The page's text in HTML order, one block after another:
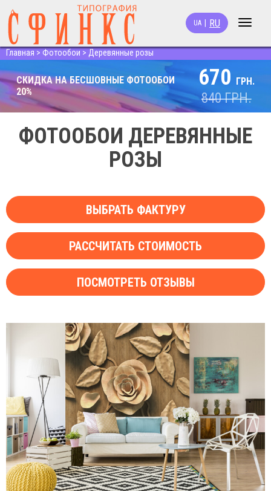
Toggle
UA RU
Главная > Фотообои > Деревянные розы
СКИДКА НА БЕСШОВНЫЕ ФОТООБОИ
20%
670 ГРН.
840ГРН.
ФОТООБОИ ДЕРЕВЯННЫЕ
РОЗЫ
ВЫБРАТЬ ФАКТУРУ
РАССЧИТАТЬ СТОИМОСТЬ
ПОСМОТРЕТЬ ОТЗЫВЫ